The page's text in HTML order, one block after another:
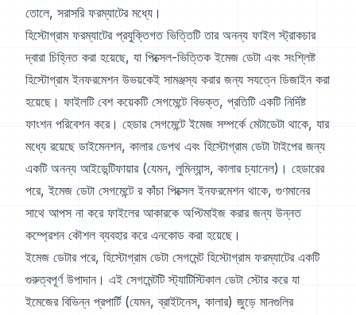
তোলে, সরাসরি ফরম্যাটের মধ্যে।
হিস্টোগ্রাম ফরম্যাটের প্রযুক্তিগত ভিত্তিটি তার অনন্য ফাইল স্ট্রাকচার
দ্বারা চিহ্নিত করা হয়েছে, যা পিক্সেল-ভিত্তিক ইমেজ ডেটা এবং সংশ্লিষ্ট
হিস্টোগ্রাম ইনফরমেশন উভয়কেই সামঞ্জস্য করার জন্য সযত্নে ডিজাইন করা
হয়েছে। ফাইলটি বেশ কয়েকটি সেগমেন্টে বিভক্ত, প্রতিটি একটি নির্দিষ্ট
ফাংশন পরিবেশন করে। হেডার সেগমেন্টে ইমেজ সম্পর্কে মেটাডেটা থাকে, যার
মধ্যে রয়েছে ডাইমেনশন, কালার ডেপথ এবং হিস্টোগ্রাম ডেটা টাইপের জন্য
একটি অনন্য আইডেন্টিফায়ার (যেমন, লুমিন্যান্স, কালার চ্যানেল)। হেডারের
পরে, ইমেজ ডেটা সেগমেন্টে র কাঁচা পিক্সেল ইনফরমেশন থাকে, গুণমানের
সাথে আপস না করে ফাইলের আকারকে অপ্টিমাইজ করার জন্য উন্নত
কম্প্রেশন কৌশল ব্যবহার করে এনকোড করা হয়েছে।
ইমেজ ডেটার পরে, হিস্টোগ্রাম ডেটা সেগমেন্ট হিস্টোগ্রাম ফরম্যাটের একটি
গুরুত্বপূর্ণ উপাদান। এই সেগমেন্টটি স্ট্যাটিস্টিকাল ডেটা স্টোর করে যা
ইমেজের বিভিন্ন প্রপার্টি (যেমন, ব্রাইটনেস, কালার) জুড়ে মানগুলির